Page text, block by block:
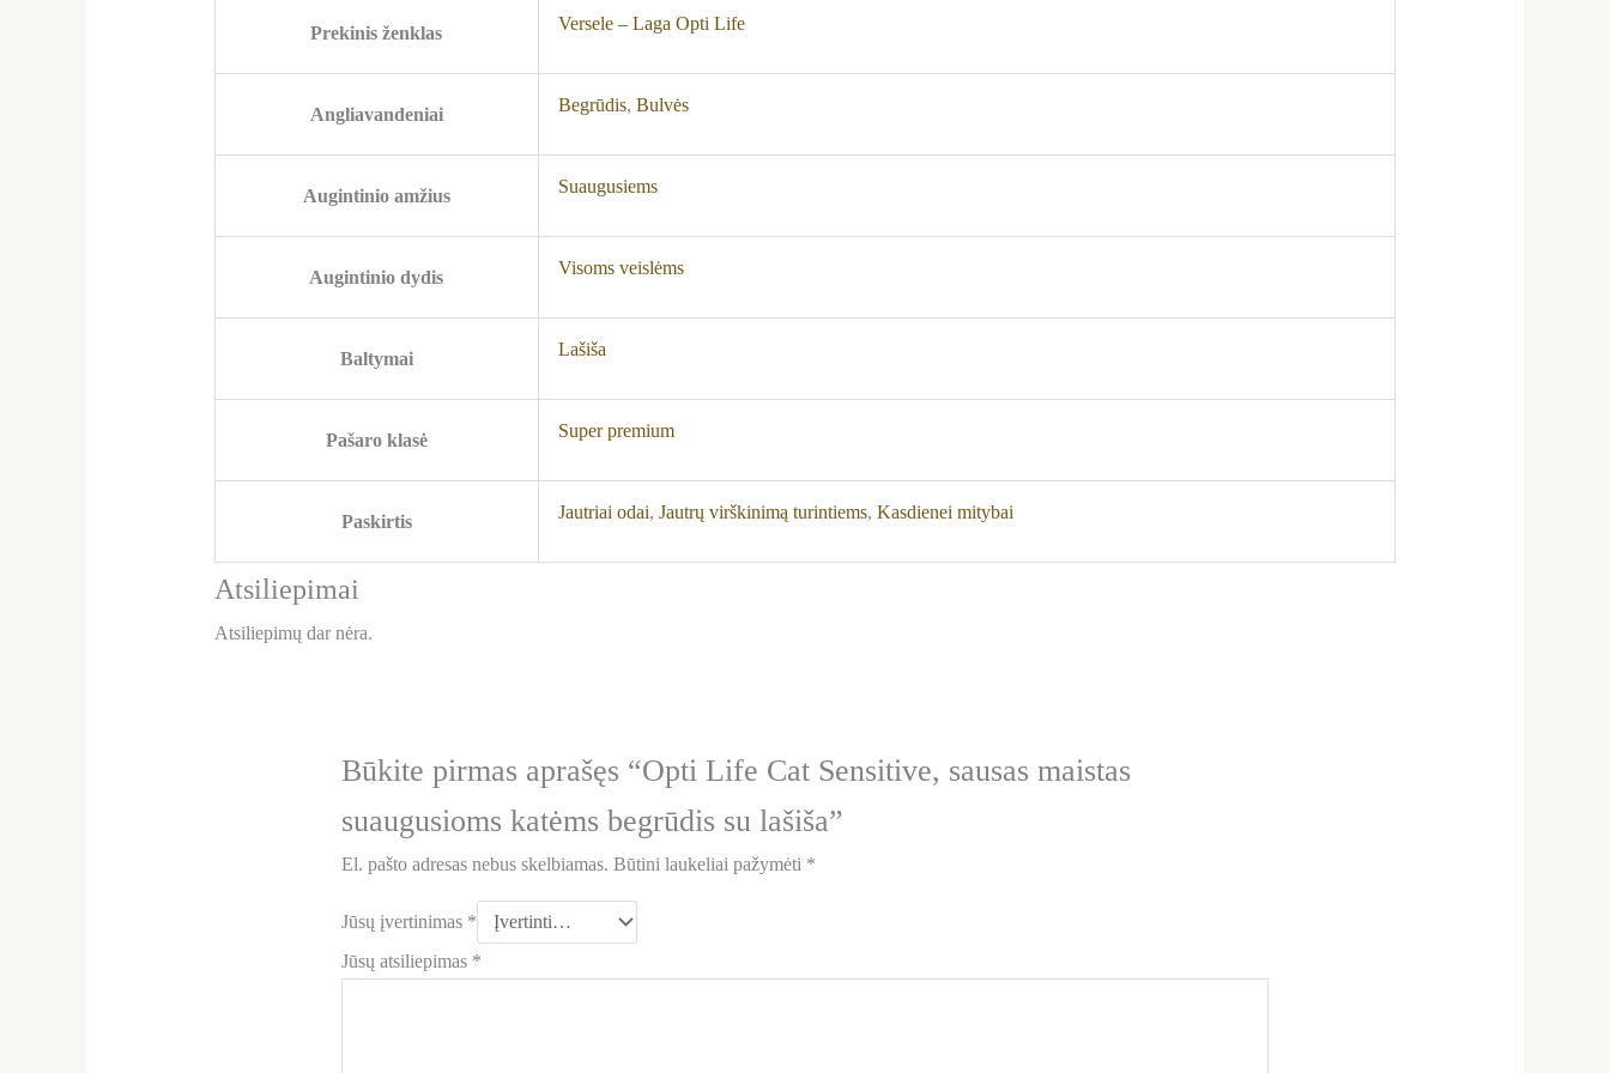
Prekinis ženklas Versele – Laga Opti Life
Angliavandeniai Begrūdis, Bulvės
Augintinio amžius Suaugusiems
Augintinio dydis Visoms veislėms
Baltymai Lašiša
Pašaro klasė Super premium
Paskirtis Jautriai odai, Jautrų virškinimą turintiems, Kasdienei mitybai
Atsiliepimai
Atsiliepimų dar nėra.
Būkite pirmas aprašęs “Opti Life Cat Sensitive, sausas maistas
suaugusioms katėms begrūdis su lašiša”
El. pašto adresas nebus skelbiamas. Būtini laukeliai pažymėti *
Jūsų įvertinimas *
Jūsų atsiliepimas *